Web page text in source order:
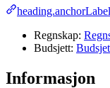
heading.anchorLabel
Regnskap:
Budsjett:
Informasjon